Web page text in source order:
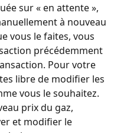
sur « en attente »,
à nouveau
vous le faites, vous
précédemment
Pour votre
libre de modifier les
vous le souhaitez.
prix du gaz,
et modifier le